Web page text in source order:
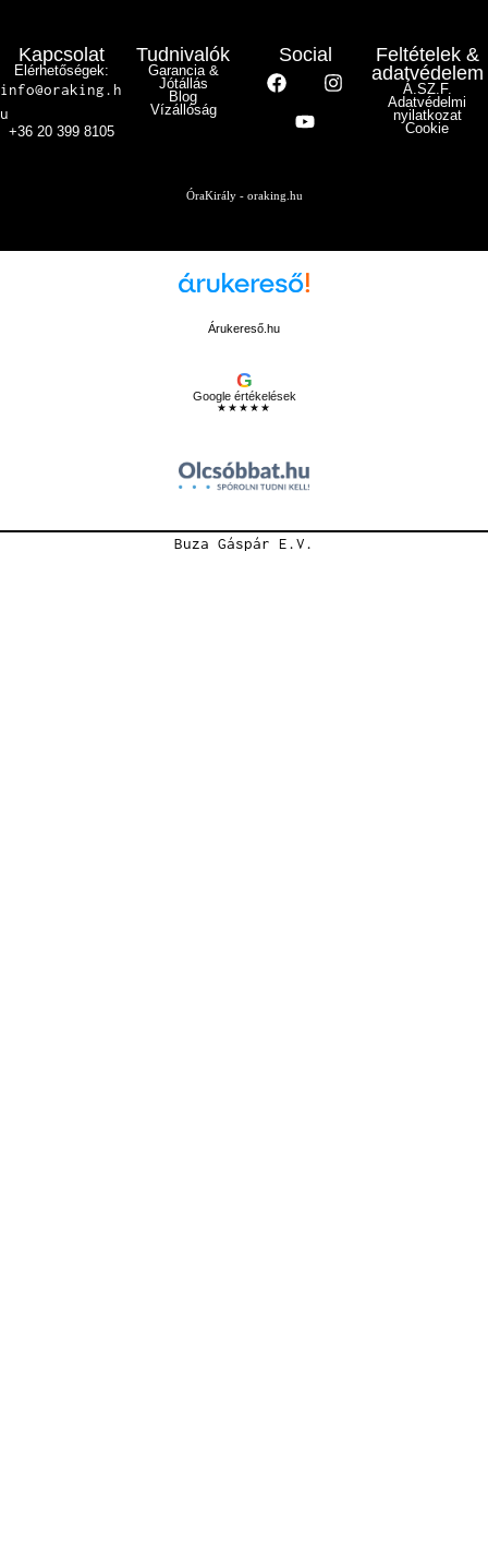
Kapcsolat
Elérhetőségek:
info@oraking.h
u
+36 20 399 8105
Tudnivalók
Garancia &
Jótállás
Blog
Vízállóság
Social
Feltételek &
adatvédelem
Á.SZ.F.
Adatvédelmi
nyilatkozat
Cookie
ÓraKirály - oraking.hu
Árukereső.hu
G
Google értékelések
★★★★★
Buza Gáspár E.V.